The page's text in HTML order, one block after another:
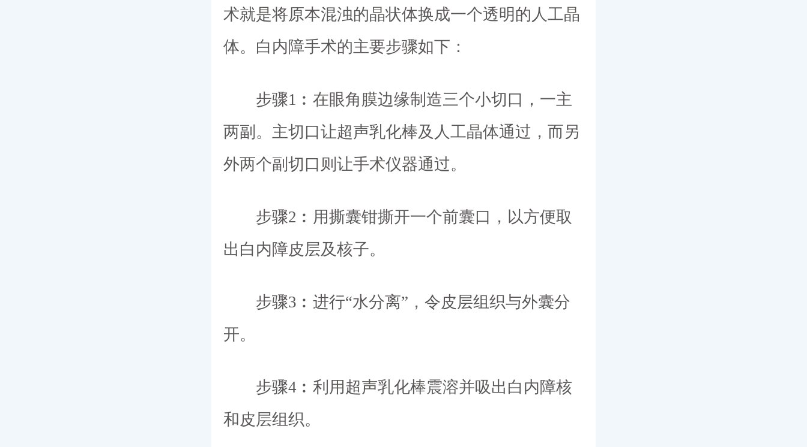
术就是将原本混浊的晶状体换成一个透明的人工晶
体。白内障手术的主要步骤如下：
步骤1︰在眼角膜边缘制造三个小切口，一主
两副。主切口让超声乳化棒及人工晶体通过，而另
外两个副切口则让手术仪器通过。
步骤2︰用撕囊钳撕开一个前囊口，以方便取
出白内障皮层及核子。
步骤3︰进行“水分离”，令皮层组织与外囊分
开。
步骤4︰利用超声乳化棒震溶并吸出白内障核
和皮层组织。